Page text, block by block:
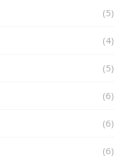
(5)
(4)
(5)
(6)
(6)
(6)